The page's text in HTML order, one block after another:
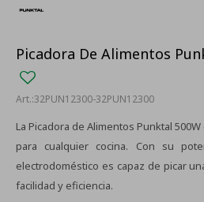
Picadora De Alimentos
32PUN12300-32PUN12300
La Picadora de Alimentos Punktal
para cualquier cocina. Con su
electrodoméstico es capaz de picar
facilidad y eficiencia.